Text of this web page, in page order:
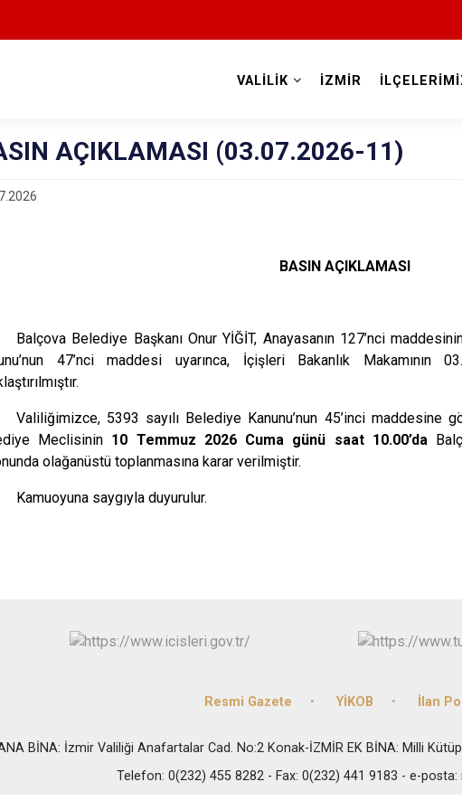
VALİLİK İZMİR
AÇIKLAMASI (03.07.2026-11)
BASIN AÇIKLAMASI
Balçova Belediye Başkanı Onur YİĞİT, Anayasanın 127’nci
47’nci maddesi uyarınca, İçişleri Bakanlık Makamının
Valiliğimizce, 5393 sayılı Belediye Kanunu’nun 45’inci maddesine
Meclisinin 10 Temmuz 2026 Cuma günü saat 10.00’da
olağanüstü toplanmasına karar verilmiştir.
Kamuoyuna saygıyla duyurulur.
Resmi Gazete YİKOB İlan
BİNA: İzmir Valiliği Anafartalar Cad. No:2 Konak-İZMİR EK BİNA: Milli
Telefon: 0(232) 455 8282 - Fax: 0(232) 441 9183 - e-posta: